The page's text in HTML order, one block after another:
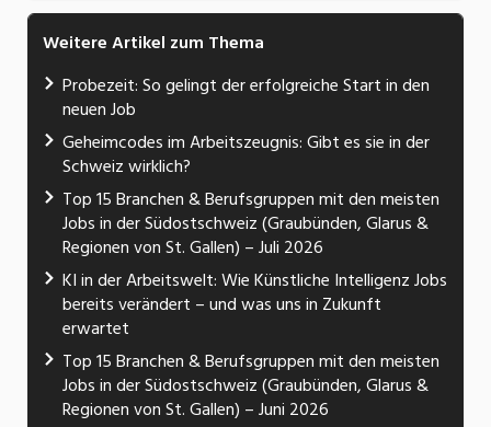
Weitere Artikel zum Thema
Probezeit: So gelingt der erfolgreiche Start in den
neuen Job
Geheimcodes im Arbeitszeugnis: Gibt es sie in der
Schweiz wirklich?
Top 15 Branchen & Berufsgruppen mit den meisten
Jobs in der Südostschweiz (Graubünden, Glarus &
Regionen von St. Gallen) – Juli 2026
KI in der Arbeitswelt: Wie Künstliche Intelligenz Jobs
bereits verändert – und was uns in Zukunft
erwartet
Top 15 Branchen & Berufsgruppen mit den meisten
Jobs in der Südostschweiz (Graubünden, Glarus &
Regionen von St. Gallen) – Juni 2026